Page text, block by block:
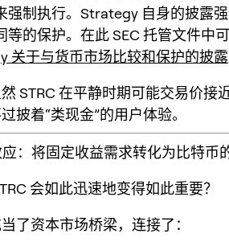
强制执行。Strategy 自身的披露
等的保护。在此 SEC 托管文件中
关于与货币市场比较和保护的披露
STRC 在平静时期可能交易价接
披着“类现金”的用户体验。
应：将固定收益需求转化为比特币
会如此迅速地变得如此重要？
了资本市场桥梁，连接了：